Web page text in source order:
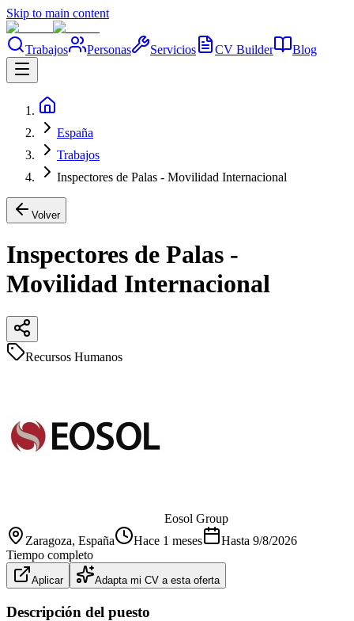
Skip to main content
Trabajos Personas Servicios CV Builder Blog
España
Trabajos
Inspectores de Palas - Movilidad Internacional
Volver
Inspectores de Palas -
Movilidad Internacional
Recursos Humanos
Eosol Group
Zaragoza, España Hace 1 meses Hasta 9/8/2026
Tiempo completo
Aplicar Adapta mi CV a esta oferta
Descripción del puesto